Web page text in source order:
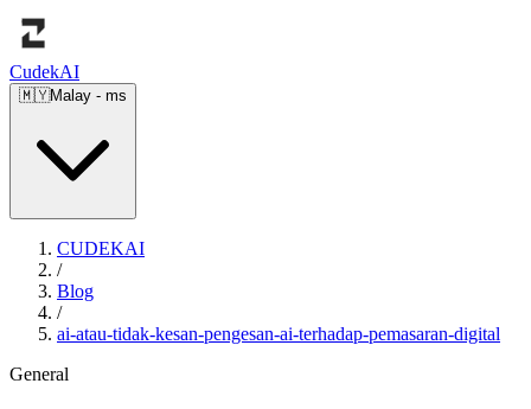
CudekAI
🇲🇾Malay - ms
CUDEKAI
/
Blog
/
ai-atau-tidak-kesan-pengesan-ai-terhadap-pemasaran-digital
General